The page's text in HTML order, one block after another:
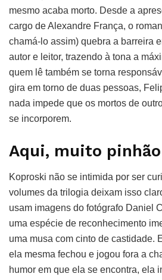
mesmo acaba morto. Desde a
cargo de Alexandre França, o
chamá-lo assim) quebra a barreira
autor e leitor, trazendo à tona a
quem lê também se torna
gira em torno de duas pessoas,
nada impede que os mortos de
se incorporem.
Aqui, muito pinhão
Koproski não se intimida por ser
volumes da trilogia deixam isso
usam imagens do fotógrafo Daniel
uma espécie de reconhecimento
uma musa com cinto de castidade.
ela mesma fechou e jogou fora a
humor em que ela se encontra, ela